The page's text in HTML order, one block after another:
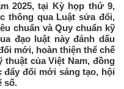
2025, tại Kỳ họp thứ 9,
thông qua Luật sửa đổi,
chuẩn và Quy chuẩn kỹ
đạo luật này đánh dấu
mới, hoàn thiện thể chế
thuật của Việt Nam, đồng
đổi mới sáng tạo, hội
số.